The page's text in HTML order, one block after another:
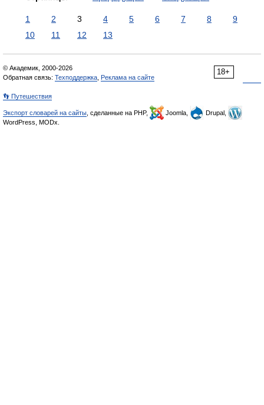
1 2 3 4 5 6 7 8
9
10
11 12 13
18+
© Академик, 2000-2026
Обратная связь: Техподдержка Реклама на сайте
👣 Путешествия
Экспорт словарей на сайты , сделанные на PHP, Joomla,
Drupal,
WordPress, MODx.